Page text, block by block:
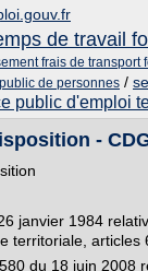
de travail
frais de transport
de personnes /
public d'emploi
-
janvier 1984
territoriale, articles
du 18 juin 2008